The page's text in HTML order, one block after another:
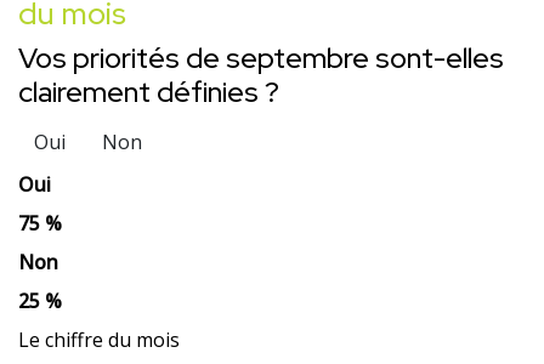
du mois
Vos priorités de septembre sont-elles
clairement définies ?
Oui
Non
Oui
75 %
Non
25 %
Le chiffre du mois